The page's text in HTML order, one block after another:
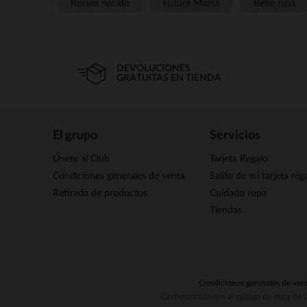
DEVOLUCIONES
GRATUITAS EN TIENDA
El grupo
Únete al Club
Condiciones generales de venta
Retirada de productos
Servicios
Tarjeta Regalo
Saldo de mi tarjeta
Cuidado ropa
Tiendas
Condiciones generales de